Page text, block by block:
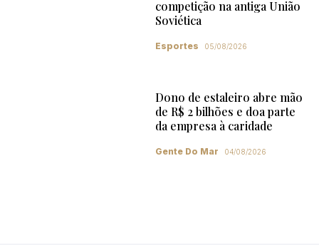
competição na antiga União
Soviética
Esportes 05/08/2026
Dono de estaleiro abre mão
de R$ 2 bilhões e doa parte
da empresa à caridade
Gente Do Mar 04/08/2026